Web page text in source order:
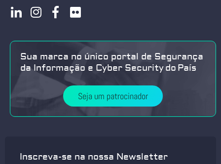
Sua marca no único portal de Segurança
da Informação e Cyber Security do País
Seja um patrocinador
Inscreva-se na nossa Newsletter